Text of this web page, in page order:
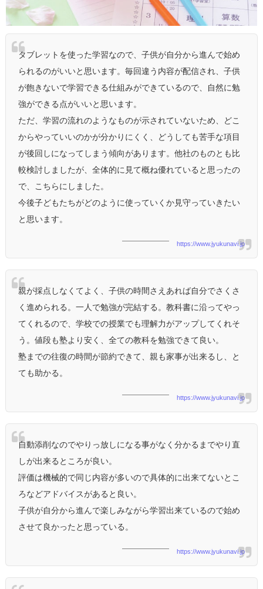
タブレットを使った学習なので、子供が自分から進んで始め
られるのがいいと思います。毎回違う内容が配信され、子供
が飽きないで学習できる仕組みができているので、自然に勉
強ができる点がいいと思います。
ただ、学習の流れのようなものが示されていないため、どこ
からやっていいのかが分かりにくく、どうしても苦手な項目
が後回しになってしまう傾向があります。他社のものとも比
較検討しましたが、全体的に見て概ね優れていると思ったの
で、こちらにしました。
今後子どもたちがどのように使っていくか見守っていきたい
と思います。
https://www.jyukunavi.jp
親が採点しなくてよく、子供の時間さえあれば自分でさくさ
く進められる。一人で勉強が完結する。教科書に沿ってやっ
てくれるので、学校での授業でも理解力がアップしてくれそ
う。値段も塾より安く、全ての教科を勉強できて良い。
塾までの往復の時間が節約できて、親も家事が出来るし、と
ても助かる。
https://www.jyukunavi.jp
自動添削なのでやりっ放しになる事がなく分かるまでやり直
しが出来るところが良い。
評価は機械的で同じ内容が多いので具体的に出来てないとこ
ろなどアドバイスがあると良い。
子供が自分から進んで楽しみながら学習出来ているので始め
させて良かったと思っている。
https://www.jyukunavi.jp